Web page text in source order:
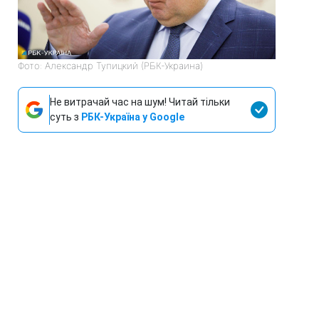
Фото: Александр Тупицкий (РБК-Украина)
Не витрачай час на шум! Читай тільки
суть з РБК-Україна у Google